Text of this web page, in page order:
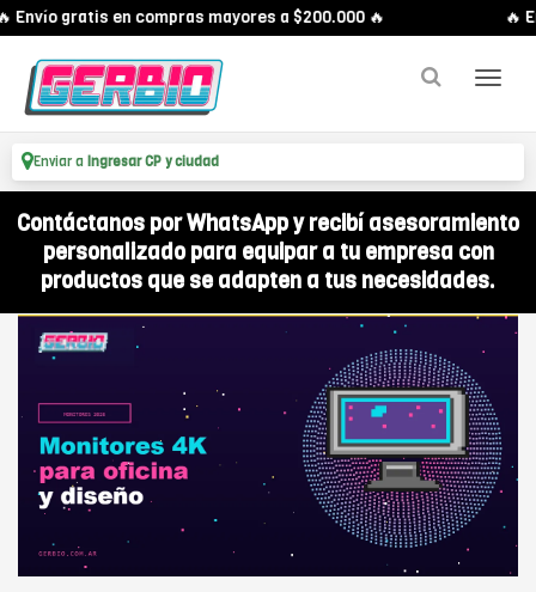
gratis en compras mayores a $200.000 🔥 🔥
Enviar a Ingresar CP y ciudad
Contáctanos por WhatsApp y recibí asesoramiento
personalizado para equipar a tu empresa con
productos que se adapten a tus necesidades.